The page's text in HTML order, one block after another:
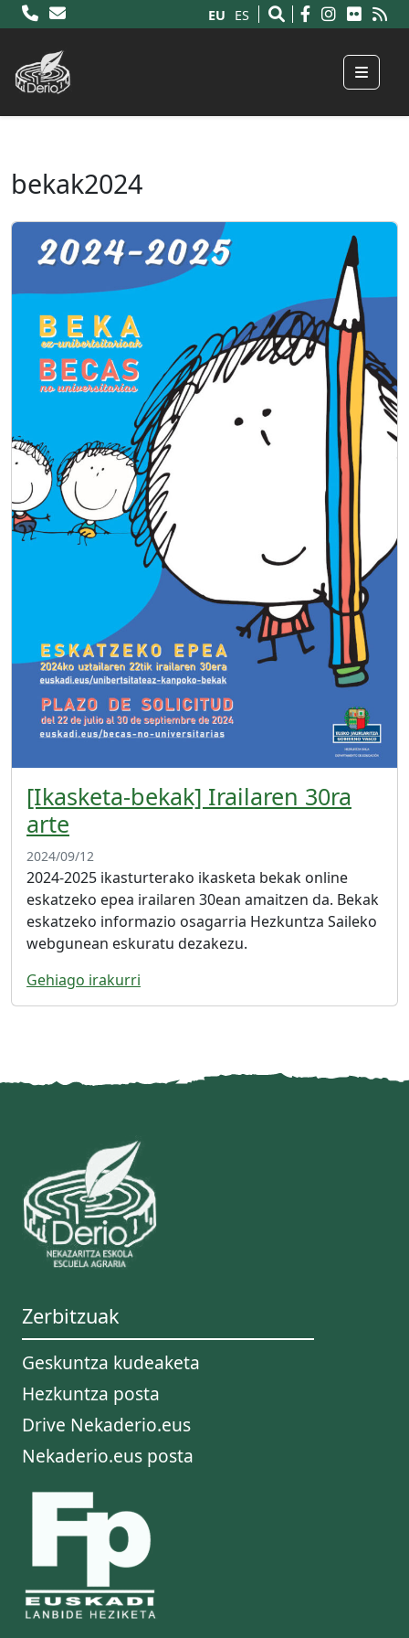
EU ES
Menu
bekak2024
[Ikasketa-bekak] Irailaren 30ra
arte
2024/09/12
2024-2025 ikasturterako ikasketa bekak online
eskatzeko epea irailaren 30ean amaitzen da. Bekak
eskatzeko informazio osagarria Hezkuntza Saileko
webgunean eskuratu dezakezu.
Gehiago irakurri
Zerbitzuak
Geskuntza kudeaketa
Hezkuntza posta
Drive Nekaderio.eus
Nekaderio.eus posta